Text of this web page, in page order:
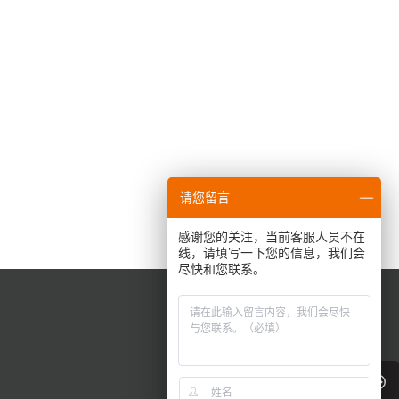
联系我们
请您留言
感谢您的关注，当前客服人员不在
线，请填写一下您的信息，我们会
尽快和您联系。